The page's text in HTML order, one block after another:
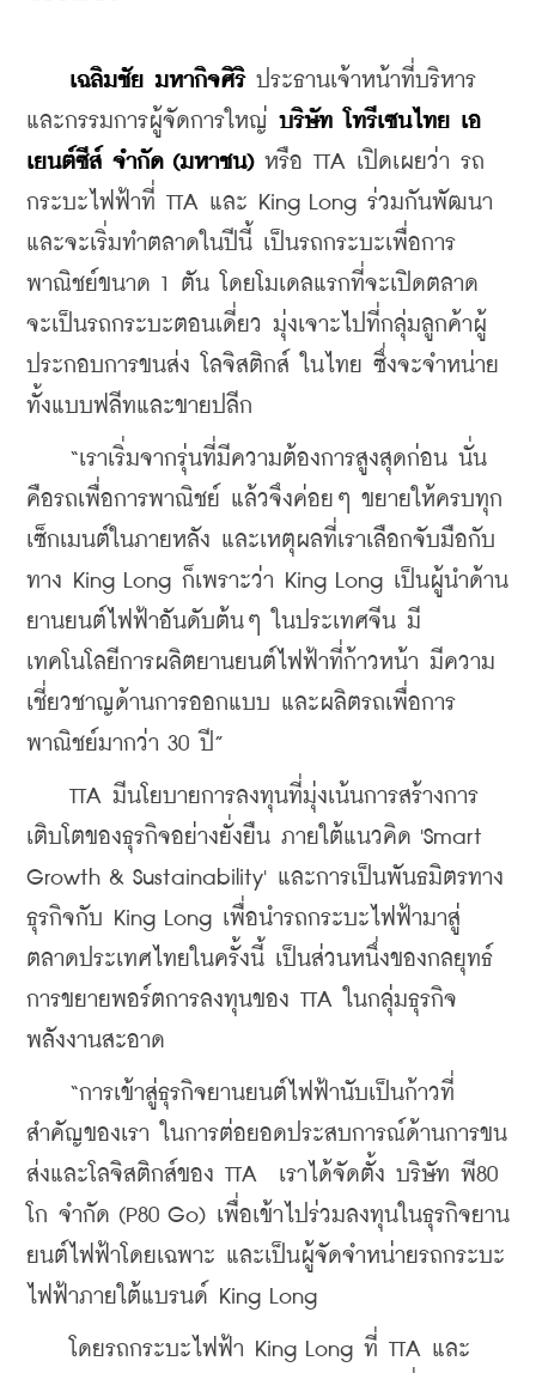
เฉลิมชัย มหากิจศิริ ประธานเจ้าหน้าที่บริหาร
และกรรมการผู้จัดการใหญ่ บริษัท โทรีเซนไทย เอ
เยนต์ซีส์ จำกัด (มหาชน) หรือ TTA เปิดเผยว่า รถ
กระบะไฟฟ้าที่ TTA และ King Long ร่วมกันพัฒนา
และจะเริ่มทำตลาดในปีนี้ เป็นรถกระบะเพื่อการ
พาณิชย์ขนาด 1 ตัน โดยโมเดลแรกที่จะเปิดตลาด
จะเป็นรถกระบะตอนเดี่ยว มุ่งเจาะไปที่กลุ่มลูกค้าผู้
ประกอบการขนส่ง โลจิสติกส์ ในไทย ซึ่งจะจำหน่าย
ทั้งแบบฟลีทและขายปลีก
“เราเริ่มจากรุ่นที่มีความต้องการสูงสุดก่อน นั่น
คือรถเพื่อการพาณิชย์ แล้วจึงค่อยๆ ขยายให้ครบทุก
เซ็กเมนต์ในภายหลัง และเหตุผลที่เราเลือกจับมือกับ
ทาง King Long ก็เพราะว่า King Long เป็นผู้นำด้าน
ยานยนต์ไฟฟ้าอันดับต้นๆ ในประเทศจีน มี
เทคโนโลยีการผลิตยานยนต์ไฟฟ้าที่ก้าวหน้า มีความ
เชี่ยวชาญด้านการออกแบบ และผลิตรถเพื่อการ
พาณิชย์มากว่า 30 ปี”
TTA มีนโยบายการลงทุนที่มุ่งเน้นการสร้างการ
เติบโตของธุรกิจอย่างยั่งยืน ภายใต้แนวคิด 'Smart
Growth & Sustainability' และการเป็นพันธมิตรทาง
ธุรกิจกับ King Long เพื่อนำรถกระบะไฟฟ้ามาสู่
ตลาดประเทศไทยในครั้งนี้ เป็นส่วนหนึ่งของกลยุทธ์
การขยายพอร์ตการลงทุนของ TTA ในกลุ่มธุรกิจ
พลังงานสะอาด
“การเข้าสู่ธุรกิจยานยนต์ไฟฟ้านับเป็นก้าวที่
สำคัญของเรา ในการต่อยอดประสบการณ์ด้านการขน
ส่งและโลจิสติกส์ของ TTA  เราได้จัดตั้ง บริษัท พี80
โก จำกัด (P80 Go) เพื่อเข้าไปร่วมลงทุนในธุรกิจยาน
ยนต์ไฟฟ้าโดยเฉพาะ และเป็นผู้จัดจำหน่ายรถกระบะ
ไฟฟ้าภายใต้แบรนด์ King Long
โดยรถกระบะไฟฟ้า King Long ที่ TTA และ